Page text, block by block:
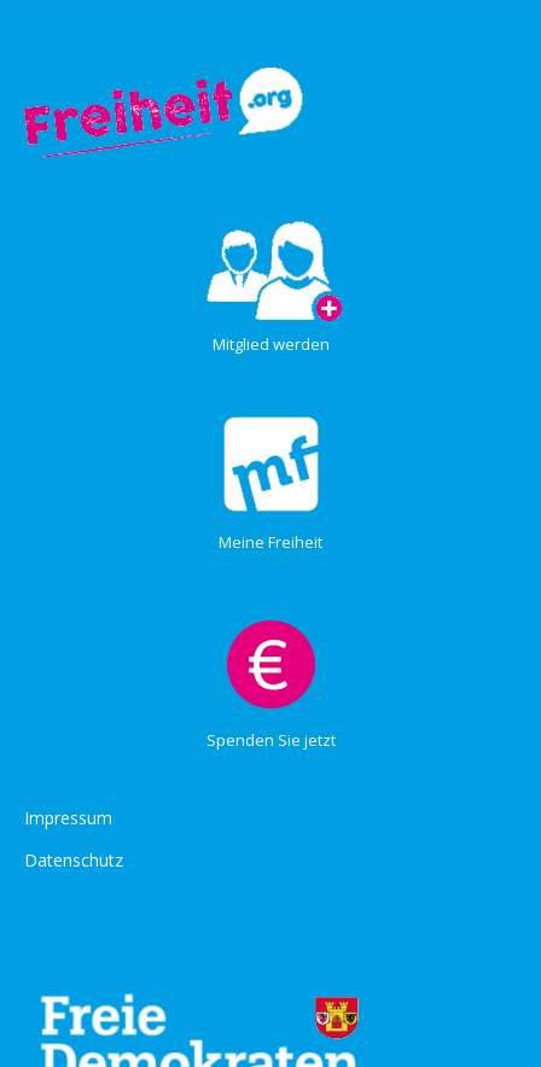
Mitglied werden
Meine Freiheit
Spenden Sie jetzt
Impressum
Datenschutz